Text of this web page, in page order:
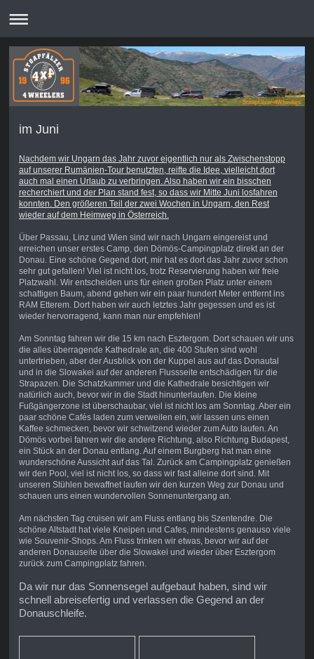
Stoapfälzer-4Wheelers
im Juni
Nachdem wir Ungarn das Jahr zuvor eigentlich nur als Zwischenstopp
auf unserer Rumänien-Tour benutzten, reifte die Idee, vielleicht dort
auch mal einen Urlaub zu verbringen. Also haben wir ein bisschen
recherchiert und der Plan stand fest, so dass wir Mitte Juni losfahren
konnten. Den größeren Teil der zwei Wochen in Ungarn, den Rest
wieder auf dem Heimweg in Österreich.
Über Passau, Linz und Wien sind wir nach Ungarn eingereist und
erreichen unser erstes Camp, den Dömös-Campingplatz direkt an der
Donau. Eine schöne Gegend dort, mir hat es dort das Jahr zuvor schon
sehr gut gefallen! Viel ist nicht los, trotz Reservierung haben wir freie
Platzwahl. Wir entscheiden uns für einen großen Platz unter einem
schattigen Baum, abend gehen wir ein paar hundert Meter entfernt ins
RAM Etterem. Dort haben wir auch letztes Jahr gegessen und es ist
wieder hervorragend, kann man nur empfehlen!
Am Sonntag fahren wir die 15 km nach Esztergom. Dort schauen wir uns
die alles überragende Kathedrale an, die 400 Stufen sind wohl
untertrieben, aber der Ausblick von der Kuppel aus auf das Donautal
und in die Slowakei auf der anderen Flussseite entschädigen für die
Strapazen. Die Schatzkammer und die Kathedrale besichtigen wir
natürlich auch, bevor wir in die Stadt hinunterlaufen. Die kleine
Fußgängerzone ist überschaubar, viel ist nicht los am Sonntag. Aber ein
paar schöne Cafés laden zum verweilen ein, wir lassen uns einen
Kaffee schmecken, bevor wir schwitzend wieder zum Auto laufen. An
Dömös vorbei fahren wir die andere Richtung, also Richtung Budapest,
ein Stück an der Donau entlang. Auf einem Burgberg hat man eine
wunderschöne Aussicht auf das Tal. Zurück am Campingplatz genießen
wir den Pool, viel ist nicht los, so dass wir fast alleine dort sind. Mit
unseren Stühlen bewaffnet laufen wir den kurzen Weg zur Donau und
schauen uns einen wundervollen Sonnenuntergang an.
Am nächsten Tag cruisen wir am Fluss entlang bis Szentendre. Die
schöne Altstadt hat viele Kneipen und Cafes, mindestens genauso viele
wie Souvenir-Shops. Am Fluss trinken wir etwas, bevor wir auf der
anderen Donauseite über die Slowakei und wieder über Esztergom
zurück zum Campingplatz fahren.
Da wir nur das Sonnensegel aufgebaut haben, sind wir
schnell abreisefertig und verlassen die Gegend an der
Donauschleife.